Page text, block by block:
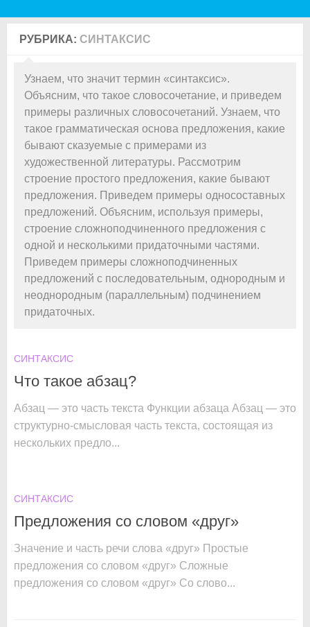
РУБРИКА: СИНТАКСИС
Узнаем, что значит термин «синтаксис».
Объясним, что такое словосочетание, и приведем
примеры различных словосочетаний. Узнаем, что
такое грамматическая основа предложения, какие
бывают сказуемые с примерами из
художественной литературы. Рассмотрим
строение простого предложения, какие бывают
предложения. Приведем примеры односоставных
предложений. Объясним, используя примеры,
строение сложноподчиненного предложения с
одной и несколькими придаточными частями.
Приведем примеры сложноподчиненных
предложений с последовательным, однородным и
неоднородным (параллельным) подчинением
придаточных.
СИНТАКСИС
Что такое абзац?
Абзац — это часть текста Функции абзаца Абзац — это
структурно-смысловая часть текста, состоящая из
нескольких предло...
СИНТАКСИС
Предложения со словом «друг»
Значение и часть речи слова «друг» Простые
предложения со словом «друг» Сложные
предложения со словом «друг» Со слово...